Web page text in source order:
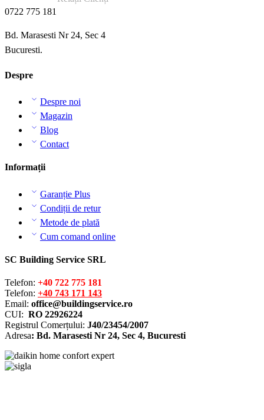
0722 775 181
Bd. Marasesti Nr 24, Sec 4
Bucuresti.
Despre
Despre noi
Magazin
Blog
Contact
Informații
Garanție Plus
Condiții de retur
Metode de plată
Cum comand online
SC Building Service SRL
Telefon: +40 722 775 181
Telefon: +40 743 171 143
Email: office@buildingservice.ro
CUI: RO 22926224
Registrul Comerțului: J40/23454/2007
Adresa: Bd. Marasesti Nr 24, Sec 4, Bucuresti